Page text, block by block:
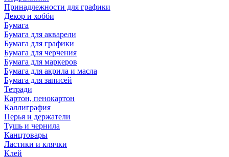
Принадлежности для графики
Декор и хобби
Бумага
Бумага для акварели
Бумага для графики
Бумага для черчения
Бумага для маркеров
Бумага для акрила и масла
Бумага для записей
Тетради
Картон, пенокартон
Каллиграфия
Перья и держатели
Тушь и чернила
Канцтовары
Ластики и клячки
Клей